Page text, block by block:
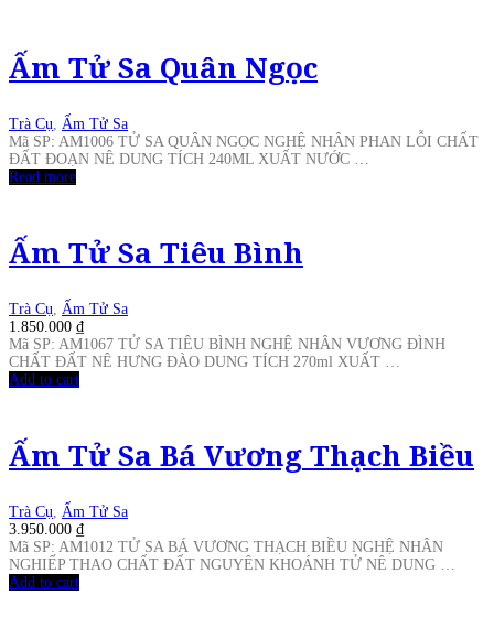
Ấm Tử Sa Quân Ngọc
Trà Cụ, Ấm Tử Sa
Mã SP: AM1006 TỬ SA QUÂN NGỌC NGHỆ NHÂN PHAN LỖI CHẤT
ĐẤT ĐOẠN NÊ DUNG TÍCH 240ML XUẤT NƯỚC …
Read more
Ấm Tử Sa Tiêu Bình
Trà Cụ, Ấm Tử Sa
1.850.000 ₫
Mã SP: AM1067 TỬ SA TIÊU BÌNH NGHỆ NHÂN VƯƠNG ĐÌNH
CHẤT ĐẤT NÊ HƯNG ĐÀO DUNG TÍCH 270ml XUẤT …
Add to cart
Ấm Tử Sa Bá Vương Thạch Biều
Trà Cụ, Ấm Tử Sa
3.950.000 ₫
Mã SP: AM1012 TỬ SA BÁ VƯƠNG THẠCH BIỀU NGHỆ NHÂN
NGHIẾP THAO CHẤT ĐẤT NGUYÊN KHOÁNH TỬ NÊ DUNG …
Add to cart